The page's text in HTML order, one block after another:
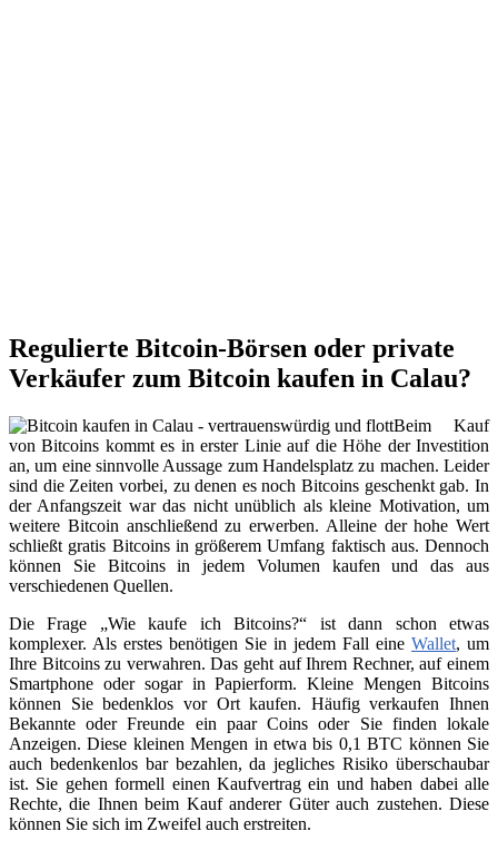
Regulierte Bitcoin-Börsen oder private
Verkäufer zum Bitcoin kaufen in Calau?
Beim Kauf
von Bitcoins kommt es in erster Linie auf die Höhe der Investition
an, um eine sinnvolle Aussage zum Handelsplatz zu machen. Leider
sind die Zeiten vorbei, zu denen es noch Bitcoins geschenkt gab. In
der Anfangszeit war das nicht unüblich als kleine Motivation, um
weitere Bitcoin anschließend zu erwerben. Alleine der hohe Wert
schließt gratis Bitcoins in größerem Umfang faktisch aus. Dennoch
können Sie Bitcoins in jedem Volumen kaufen und das aus
verschiedenen Quellen.
Die Frage „Wie kaufe ich Bitcoins?“ ist dann schon etwas
komplexer. Als erstes benötigen Sie in jedem Fall eine Wallet, um
Ihre Bitcoins zu verwahren. Das geht auf Ihrem Rechner, auf einem
Smartphone oder sogar in Papierform. Kleine Mengen Bitcoins
können Sie bedenklos vor Ort kaufen. Häufig verkaufen Ihnen
Bekannte oder Freunde ein paar Coins oder Sie finden lokale
Anzeigen. Diese kleinen Mengen in etwa bis 0,1 BTC können Sie
auch bedenkenlos bar bezahlen, da jegliches Risiko überschaubar
ist. Sie gehen formell einen Kaufvertrag ein und haben dabei alle
Rechte, die Ihnen beim Kauf anderer Güter auch zustehen. Diese
können Sie sich im Zweifel auch erstreiten.